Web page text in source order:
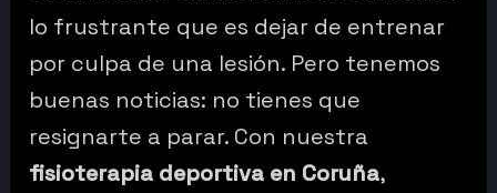
lo frustrante que es dejar de entrenar
por culpa de una lesión. Pero tenemos
buenas noticias: no tienes que
resignarte a parar. Con nuestra
fisioterapia deportiva en Coruña,